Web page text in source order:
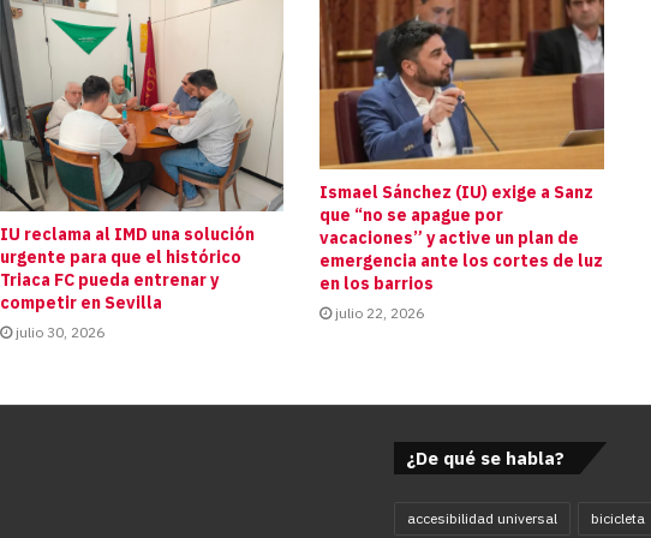
IU reclama al IMD una solución
urgente para que el histórico
Triaca FC pueda entrenar y
competir en Sevilla
julio 30, 2026
Ismael Sánchez (IU) exige a Sanz
que “no se apague por
vacaciones” y active un plan de
emergencia ante los cortes de luz
en los barrios
julio 22, 2026
¿De qué se habla?
accesibilidad universal bicicleta